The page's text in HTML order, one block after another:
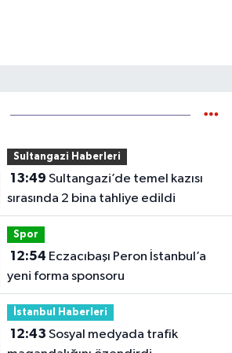
Sultangazi Haberleri
13:49
sırasında 2 bina tahliye edildi
Spor
12:54
yeni forma sponsoru
İstanbul Haberleri
12:43